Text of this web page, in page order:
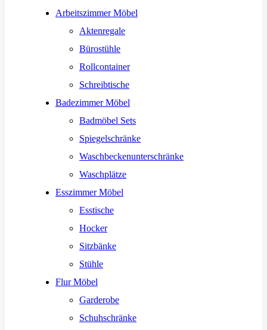
Arbeitszimmer Möbel
Aktenregale
Bürostühle
Rollcontainer
Schreibtische
Badezimmer Möbel
Badmöbel Sets
Spiegelschränke
Waschbeckenunterschränke
Waschplätze
Esszimmer Möbel
Esstische
Hocker
Sitzbänke
Stühle
Flur Möbel
Garderobe
Schuhschränke